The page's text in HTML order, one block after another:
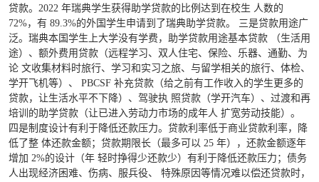
贷款。2022 年瑞典学生获得助学贷款的比例达到在校生 人数的
72%，有 89.3%的外国学生申请到了瑞典助学贷款。 三是贷款用途广
泛。瑞典本国学生上大学没有学费，助学贷款用途基本贷款 （生活用
途）、额外费用贷款（远程学习、双人住宅、保险、乐器、通勤、为
论 文收集材料时旅行、学习和实习之旅、与留学相关的旅行、体检、
学开飞机等）、 PBCSF 补充贷款（给之前有工作收入的学生更多的
贷款，让生活水平不下降）、驾驶执 照贷款（学开汽车）、过渡和再
培训的助学贷款（让已进入劳动力市场的成年人 扩宽劳动技能）。
四是制度设计有利于降低还款压力。贷款利率低于商业贷款利率，降
低了整 体还款金额；贷款期限长（最多可以 25 年），还款金额逐年
增加 2%的设计（年 轻时挣得少还款少）有利于降低还款压力；债务
人出现经济困难、伤病、服兵役、 特殊原因等情况难以偿还贷款时，